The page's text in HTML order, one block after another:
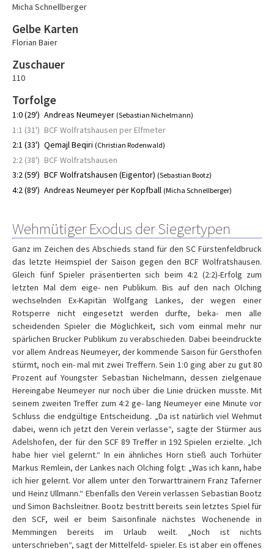
Micha Schnellberger
Gelbe Karten
Florian Baier
Zuschauer
110
Torfolge
1:0 (29') Andreas Neumeyer (Sebastian Nichelmann)
1:1 (31') BCF Wolfratshausen per Elfmeter
2:1 (33') Qemajl Beqiri (Christian Rodenwald)
2:2 (38') BCF Wolfratshausen
3:2 (59') BCF Wolfratshausen (Eigentor) (Sebastian Bootz)
4:2 (89') Andreas Neumeyer per Kopfball (Micha Schnellberger)
Wehmütiger Exodus der Siegertypen
Ganz im Zeichen des Abschieds stand für den SC Fürstenfeldbruck
das letzte Heimspiel der Saison gegen den BCF Wolfratshausen.
Gleich fünf Spieler präsentierten sich beim 4:2 (2:2)-Erfolg zum
letzten Mal dem eige- nen Publikum. Bis auf den nach Olching
wechselnden Ex-Kapitän Wolfgang Lankes, der wegen einer
Rotsperre nicht eingesetzt werden durfte, beka- men alle
scheidenden Spieler die Möglichkeit, sich vom einmal mehr nur
spärlichen Brucker Publikum zu verabschieden. Dabei beeindruckte
vor allem Andreas Neumeyer, der kommende Saison für Gersthofen
stürmt, noch ein- mal mit zwei Treffern. Sein 1:0 ging aber zu gut 80
Prozent auf Youngster Sebastian Nichelmann, dessen zielgenaue
Hereingabe Neumeyer nur noch über die Linie drücken musste. Mit
seinem zweiten Treffer zum 4:2 ge- lang Neumeyer eine Minute vor
Schluss die endgültige Entscheidung. „Da ist natürlich viel Wehmut
dabei, wenn ich jetzt den Verein verlasse“, sagte der Stürmer aus
Adelshofen, der für den SCF 89 Treffer in 192 Spielen erzielte. „Ich
habe hier viel gelernt.“ In ein ähnliches Horn stieß auch Torhüter
Markus Remlein, der Lankes nach Olching folgt: „Was ich kann, habe
ich hier gelernt. Vor allem unter den Torwarttrainern Franz Taferner
und Heinz Ullmann.“ Ebenfalls den Verein verlassen Sebastian Bootz
und Simon Bachsleitner. Bootz bestritt bereits sein letztes Spiel für
den SCF, weil er beim Saisonfinale nächstes Wochenende in
Memmingen bereits im Urlaub weilt. „Noch ist nichts
unterschrieben“, sagt der Mittelfeld- spieler. Es ist aber ein offenes